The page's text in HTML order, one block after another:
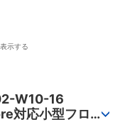
示する
W10-16
対応小型フロア